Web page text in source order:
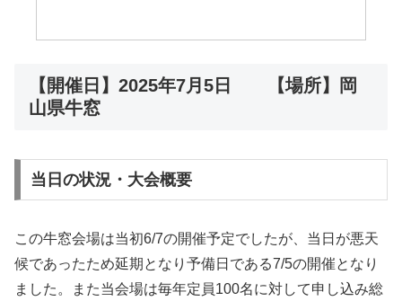
【開催日】2025年7月5日 【場所】岡
山県牛窓
当日の状況・大会概要
この牛窓会場は当初6/7の開催予定でしたが、当日が悪天
候であったため延期となり予備日である7/5の開催となり
ました。また当会場は毎年定員100名に対して申し込み総